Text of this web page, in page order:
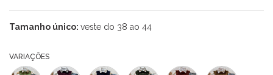
Tamanho único: veste do 38 ao 44
VARIAÇÕES